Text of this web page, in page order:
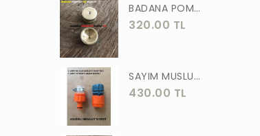
WACKER
GÜNER
ÖRS
FORGED
ASLAN
BADANA POMPA UCU PİRİNÇ BADANA POMPASI YAYLI BAŞLIK UÇ 1 ADET
320.00 TL
SAYIM MUSLUK BAĞLANTI ADAPTÖRÜ VE OTOMATİK 2 Lİ SET ADAPTÖR
430.00 TL